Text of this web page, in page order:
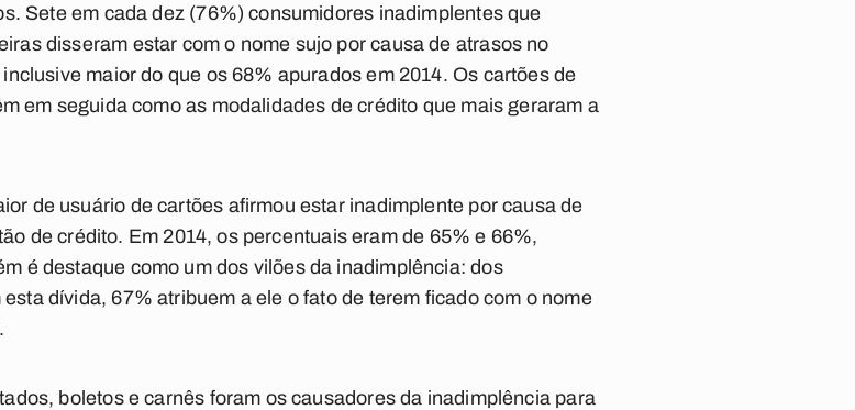
Sete em cada dez (76%) consumidores inadimplentes que
disseram estar com o nome sujo por causa de atrasos no
maior do que os 68% apurados em 2014. Os cartões de
em seguida como as modalidades de crédito que mais geraram a
de usuário de cartões afirmou estar inadimplente por causa de
de crédito. Em 2014, os percentuais eram de 65% e 66%,
é destaque como um dos vilões da inadimplência: dos
dívida, 67% atribuem a ele o fato de terem ficado com o nome
boletos e carnês foram os causadores da inadimplência para